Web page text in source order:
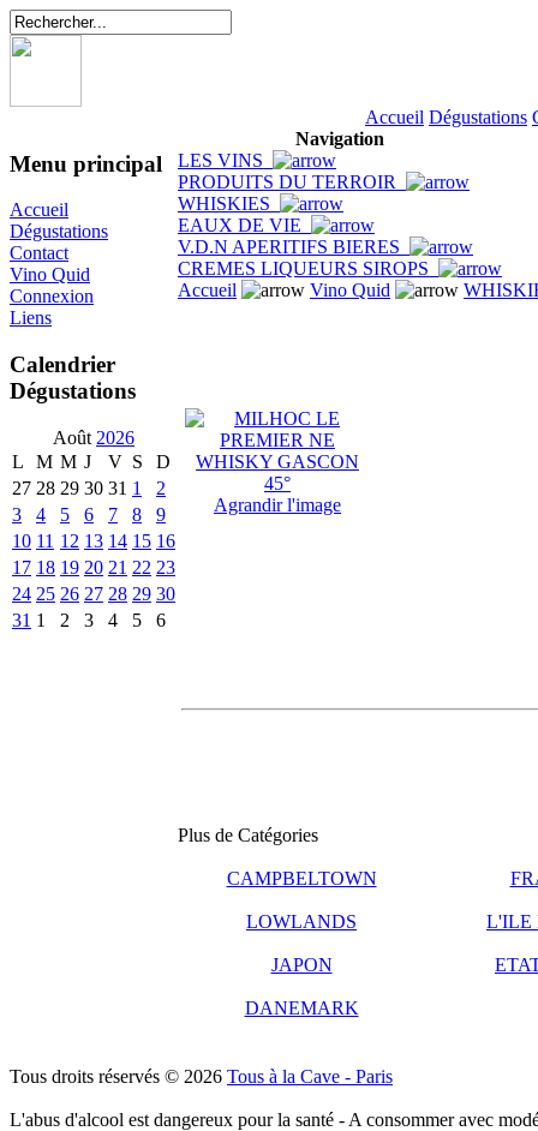
Accueil Dégustations
Menu principal
Accueil
Dégustations
Contact
Vino Quid
Connexion
Liens
Calendrier
Dégustations
Août 2026
L
M M J V S
D
27 28 29 30 31 1
2
3
4 5 6 7 8
9
10 11 12 13 14 15 16
17 18 19 20 21 22 23
24 25 26 27 28 29 30
31 1 2 3 4 5 6
Navigation
LES VINS
PRODUITS DU TERROIR
WHISKIES
EAUX DE VIE
V.D.N APERITIFS BIERES
CREMES LIQUEURS SIROPS
Accueil
Vino Quid
Agrandir l'image
Plus de Catégories
CAMPBELTOWN
LOWLANDS L'ILE
JAPON
DANEMARK
Tous droits réservés © 2026 Tous à la Cave - Paris
L'abus d'alcool est dangereux pour la santé - A consommer avec